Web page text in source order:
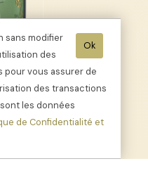
Ok
sans modifier
des
pour vous assurer de
des transactions
les données
de Confidentialité et